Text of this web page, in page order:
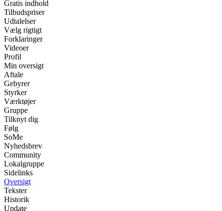
Gratis indhold
Tilbudspriser
Udtalelser
Vælg rigtigt
Forklaringer
Videoer
Profil
Min oversigt
Aftale
Gebyrer
Styrker
Værktøjer
Gruppe
Tilknyt dig
Følg
SoMe
Nyhedsbrev
Community
Lokalgruppe
Sidelinks
Oversigt
Tekster
Historik
Update